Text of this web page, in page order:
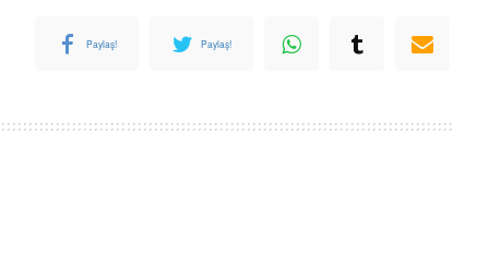
Paylaş! Paylaş!